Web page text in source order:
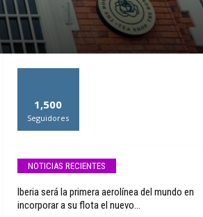
1,500
Seguidores
NOTICIAS RECIENTES
Iberia será la primera aerolínea del mundo en
incorporar a su flota el nuevo...